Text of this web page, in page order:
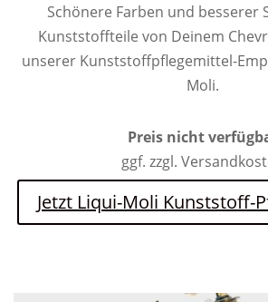
Schönere Farben und besserer
Kunststoffteile von Deinem
unserer Kunststoffpflegemittel-
Moli.
Preis nicht
ggf. zzgl.
Jetzt Liqui-Moli Kunststoff-